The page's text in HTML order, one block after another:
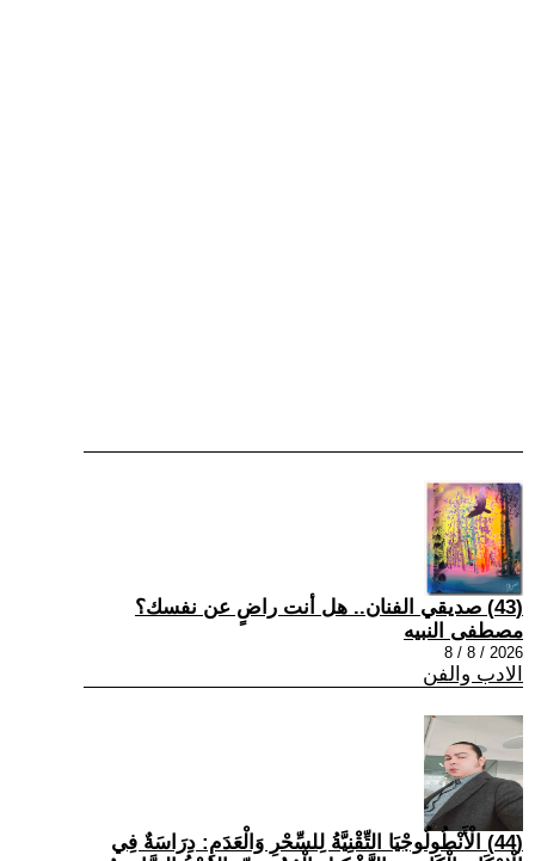
(43) صديقي الفنان.. هل أنت راضٍ عن نفسك؟
مصطفى النبيه
2026 / 8 / 8
الادب والفن
(44) الْأَنْطُولُوجْيَا التِّقْنِيَّةُ لِلسِّحْرِ وَالْعَدَمِ: دِرَاسَةٌ فِي